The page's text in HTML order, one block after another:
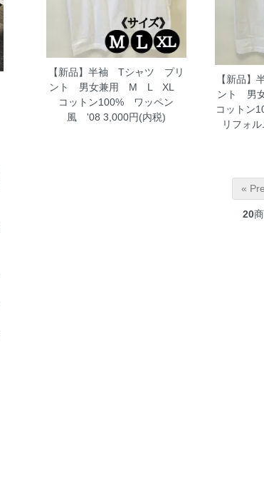
【新品】半袖 Tシャツ プリ
ント 男女兼用 M L XL
コットン100% ワッペン
風 '08 3,000円(内税)
【新品
ント
コットン
リフォ
«
20